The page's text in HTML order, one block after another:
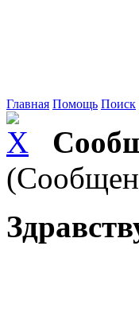
Главная Помощь Поиск